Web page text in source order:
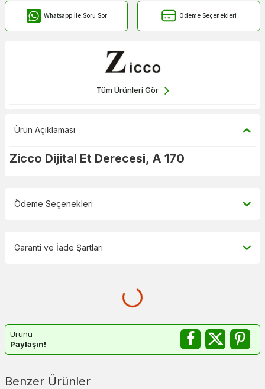
Whatsapp İle Soru Sor Ödeme Seçenekleri
Tüm Ürünleri Gör
Ürün Açıklaması
Zicco Dijital Et Derecesi, A 170
Ödeme Seçenekleri
Garanti ve İade Şartları
Ürünü
Paylaşın!
Benzer Ürünler